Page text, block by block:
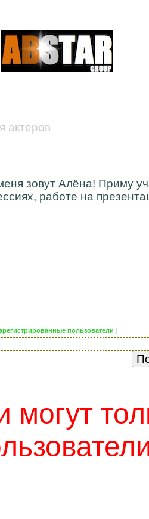
актеров
зовут Алёна! Приму
работе на
пользователи |